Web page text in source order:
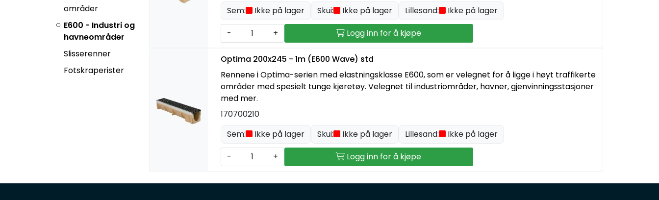
områder
E600 - Industri og
havneområder
Slisserenner
Fotskraperister
Sem:
Ikke på lager Skui: Ikke på lager Lillesand:
Ikke på lager
-
+ Logg inn for å kjøpe
Optima 200x245 - 1m (E600 Wave) std
Rennene i Optima-serien med elastningsklasse E600, som er velegnet for å ligge i høyt traffikerte
områder med spesielt tunge kjøretøy. Velegnet til industriområder, havner, gjenvinningsstasjoner
med mer.
170700210
Sem:
Ikke på lager Skui: Ikke på lager Lillesand:
Ikke på lager
-
+ Logg inn for å kjøpe